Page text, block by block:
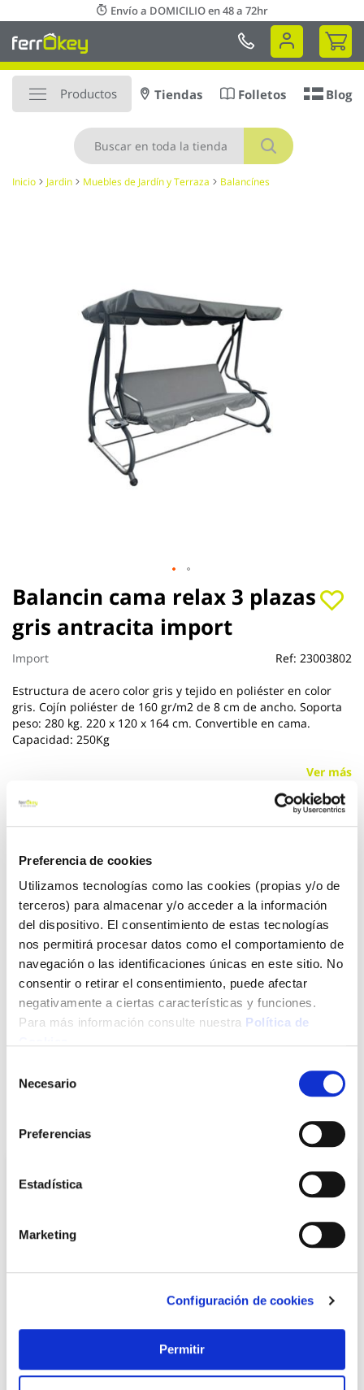
Preferencia de cookies
Utilizamos tecnologías como las cookies (propias y/o de
terceros) para almacenar y/o acceder a la información
del dispositivo. El consentimiento de estas tecnologías
nos permitirá procesar datos como el comportamiento de
navegación o las identificaciones únicas en este sitio. No
consentir o retirar el consentimiento, puede afectar
negativamente a ciertas características y funciones.
Para más información consulte nuestra Política de
Necesario
Preferencias
Estadística
Marketing
Configuración de cookies
Permitir
al
contenido
Envío a DOMICILIO en 48 a 72hr
Mi
Productos
Buscar
Tiendas Folletos Blog
Inicio Jardin Muebles de Jardín y Terraza Balancínes
Balancin cama relax 3 plazas
gris antracita import
Import Ref: 23003802
Estructura de acero color gris y tejido en poliéster en color
gris. Cojín poliéster de 160 gr/m2 de 8 cm de ancho. Soporta
peso: 280 kg. 220 x 120 x 164 cm. Convertible en cama.
Capacidad: 250Kg
Ver más
259,00 €
Añadir al carrito
Click&Collect - Recogida gratis
en nuestras tiendas
Envío a domicilio:
5 días hábiles
+ INFO
Saltar
al
comienzo
de
la
galería
de
imágenes
depuradora cartucho tipo ii ø457x122cm bestway